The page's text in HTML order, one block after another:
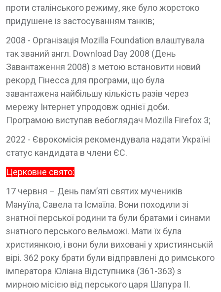
проти сталінського режиму, яке було жорстоко
придушене із застосуванням танків;
2008 - Організація Mozilla Foundation влаштувала
так званий англ. Download Day 2008 (День
Завантаження 2008) з метою встановити новий
рекорд Гінесса для програми, що була
завантажена найбільшу кількість разів через
мережу Інтернет упродовж однієї доби.
Програмою виступав вебоглядач Mozilla Firefox 3;
2022 - Єврокомісія рекомендувала надати Україні
статус кандидата в члени ЄС.
Церковне свято:
17 червня – День пам’яті святих мучеників
Мануїла, Савела та Ісмаїла. Вони походили зі
знатної перської родини та були братами і синами
знатного перського вельможі. Мати їх була
християнкою, і вони були виховані у християнській
вірі. 362 року брати були відправлені до римського
імператора Юліана Відступника (361-363) з
мирною місією від перського царя Шапура II.